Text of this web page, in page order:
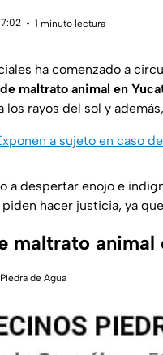
1 minuto lectura
ha comenzado a
maltrato animal en
los rayos del sol y
a sujeto en caso
a despertar enojo e
hacer justicia, ya
maltrato animal
de Agua